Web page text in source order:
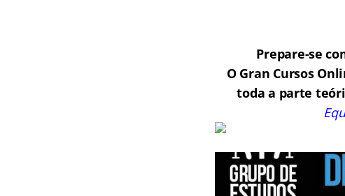
Prepare-se
O Gran Cursos
toda a parte